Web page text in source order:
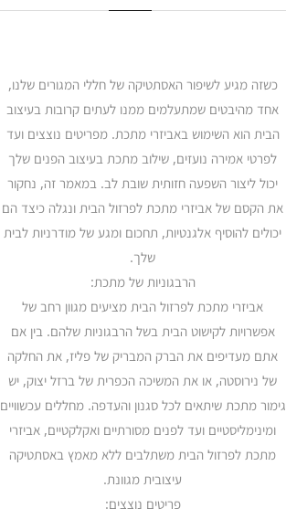
כשזה מגיע לשיפור האסתטיקה של חללי המגורים שלנו,
אחד מהיבטים שמתעלמים ממנו לעתים קרובות בעיצוב
הבית הוא השימוש באביזרי מתכת. מפריטים נוצצים ועד
לפרטי אמירה נועזים, שילוב מתכת בעיצוב הפנים שלך
יכול ליצור השפעה חזותית שובת לב. במאמר זה, נחקור
את הקסם של אביזרי מתכת לפרזול הבית ונגלה כיצד הם
יכולים להוסיף אלגנטיות, תחכום ומגע של מודרניות לבית
שלך.
הרבגוניות של מתכת:
אביזרי מתכת לפרזול הבית מציעים מגוון רחב של
אפשרויות לקישוט הבית בשל הרבגוניות שלהם. בין אם
אתם מעדיפים את הברק המבריק של פליז, את החלקה
של נירוסטה, או את המשיכה הכפרית של ברזל יצוק, יש
גימור מתכת שיתאים לכל סגנון והעדפה. מחללים עכשוויים
ומינימליסטיים ועד לפנים מסורתיים ואקלקטיים, אביזרי
מתכת לפרזול הבית משתלבים ללא מאמץ באסתטיקה
עיצובית מגוונת.
פריטים נוצצים: